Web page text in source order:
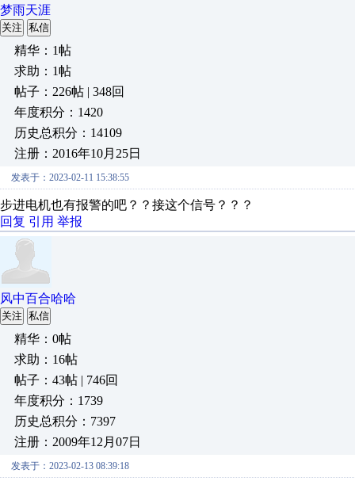
梦雨天涯
关注 私信
精华：1帖
求助：1帖
帖子：226帖 | 348回
年度积分：1420
历史总积分：14109
注册：2016年10月25日
发表于：2023-02-11 15:38:55
步进电机也有报警的吧？？接这个信号？？？
回复 引用 举报
风中百合哈哈
关注 私信
精华：0帖
求助：16帖
帖子：43帖 | 746回
年度积分：1739
历史总积分：7397
注册：2009年12月07日
发表于：2023-02-13 08:39:18